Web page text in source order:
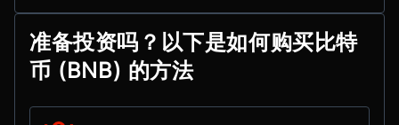
准备投资吗？以下是如何购买比特
币 (BNB) 的方法